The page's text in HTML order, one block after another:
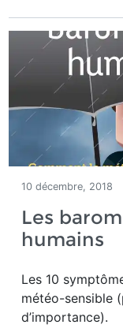
10 décembre, 2018
Les
humains
Les 10
météo-sensible
d’importance).